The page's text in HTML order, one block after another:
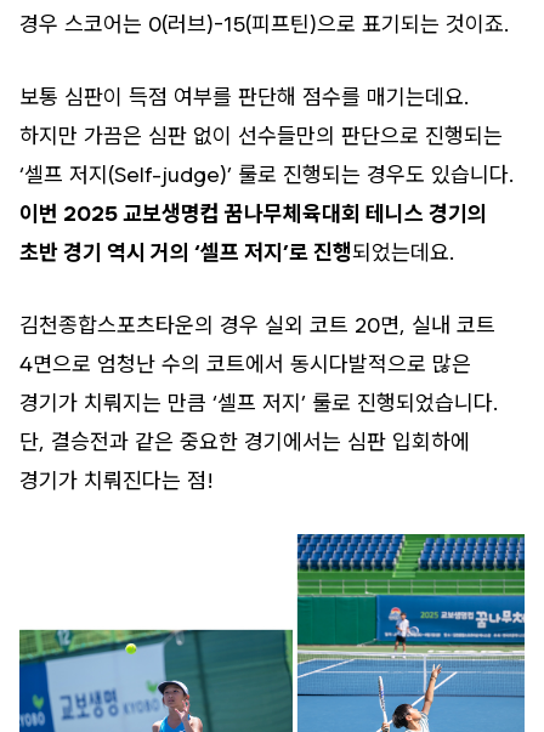
경우 스코어는 0(러브)-15(피프틴)으로 표기되는 것이죠.
보통 심판이 득점 여부를 판단해 점수를 매기는데요.
하지만 가끔은 심판 없이 선수들만의 판단으로 진행되는
‘셀프 저지(Self-judge)’ 룰로 진행되는 경우도 있습니다.
이번 2025 교보생명컵 꿈나무체육대회 테니스 경기의
초반 경기 역시 거의 ‘셀프 저지’로 진행되었는데요.
김천종합스포츠타운의 경우 실외 코트 20면, 실내 코트
4면으로 엄청난 수의 코트에서 동시다발적으로 많은
경기가 치뤄지는 만큼 ‘셀프 저지’ 룰로 진행되었습니다.
단, 결승전과 같은 중요한 경기에서는 심판 입회하에
경기가 치뤄진다는 점!